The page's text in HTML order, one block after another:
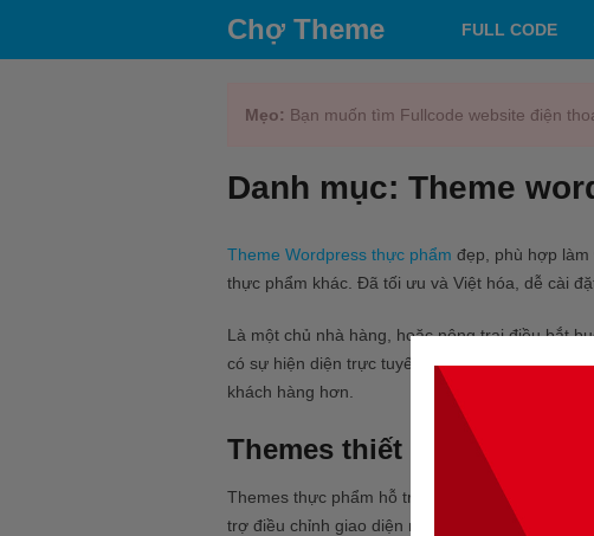
Chợ Theme FULL CODE
Mẹo: Bạn muốn tìm Fullcode website điện
Danh mục: Theme
Theme Wordpress thực phẩm đẹp, phù hợp làm
thực phẩm khác. Đã tối ưu và Việt hóa, dễ cài
Là một chủ nhà hàng, hoặc nông trại điều bắt
có sự hiện diện trực tuyến được xây dựng
khách hàng hơn.
Themes thiết kế website
Themes thực phẩm hỗ trợ 100% Responsive
trợ điều chỉnh giao diện màu sắc cho website